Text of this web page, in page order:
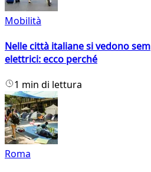
Mobilità
Nelle città italiane si vedono
elettrici: ecco perché
1 min di lettura
Roma